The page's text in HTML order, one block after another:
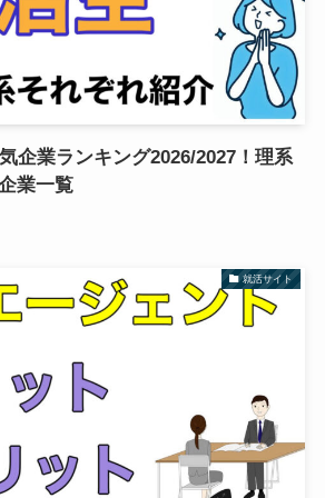
企業ランキング2026/2027！理系
業一覧
就活サイト